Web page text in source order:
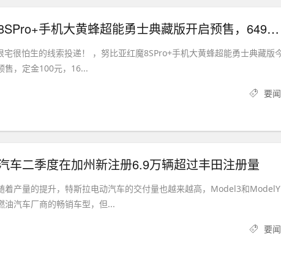
努比亚红魔8SPro+手机大黄蜂超能勇士典藏版开启预售，6499元
宅很怕生的线索投递！ ，努比亚红魔8SPro+手机大黄蜂超能勇士典藏版
售，定金100元，16...
要闻
车二季度在加州新注册6.9万辆超过丰田注册量
着产量的提升，特斯拉电动汽车的交付量也越来越高，Model3和ModelY
油汽车厂商的畅销车型，但...
要闻